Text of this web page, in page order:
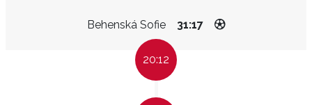
Behenská Sofie 31:17
20:12